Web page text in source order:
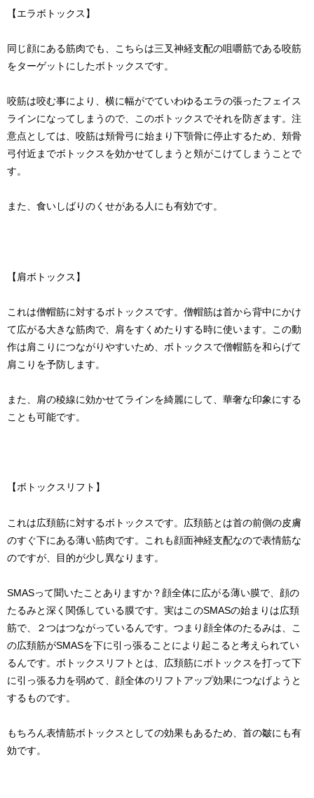
【エラボトックス】
同じ顔にある筋肉でも、こちらは三叉神経支配の咀嚼筋である咬筋
をターゲットにしたボトックスです。
咬筋は咬む事により、横に幅がでていわゆるエラの張ったフェイス
ラインになってしまうので、このボトックスでそれを防ぎます。注
意点としては、咬筋は頬骨弓に始まり下顎骨に停止するため、頬骨
弓付近までボトックスを効かせてしまうと頬がこけてしまうことで
す。
また、食いしばりのくせがある人にも有効です。
【肩ボトックス】
これは僧帽筋に対するボトックスです。僧帽筋は首から背中にかけ
て広がる大きな筋肉で、肩をすくめたりする時に使います。この動
作は肩こりにつながりやすいため、ボトックスで僧帽筋を和らげて
肩こりを予防します。
また、肩の稜線に効かせてラインを綺麗にして、華奢な印象にする
ことも可能です。
【ボトックスリフト】
これは広頚筋に対するボトックスです。広頚筋とは首の前側の皮膚
のすぐ下にある薄い筋肉です。これも顔面神経支配なので表情筋な
のですが、目的が少し異なります。
SMASって聞いたことありますか？顔全体に広がる薄い膜で、顔の
たるみと深く関係している膜です。実はこのSMASの始まりは広頚
筋で、２つはつながっているんです。つまり顔全体のたるみは、こ
の広頚筋がSMASを下に引っ張ることにより起こると考えられてい
るんです。ボトックスリフトとは、広頚筋にボトックスを打って下
に引っ張る力を弱めて、顔全体のリフトアップ効果につなげようと
するものです。
もちろん表情筋ボトックスとしての効果もあるため、首の皺にも有
効です。